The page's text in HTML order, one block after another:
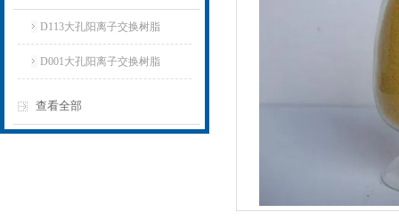
D113大孔阳离子交换树脂
D001大孔阳离子交换树脂
查看全部